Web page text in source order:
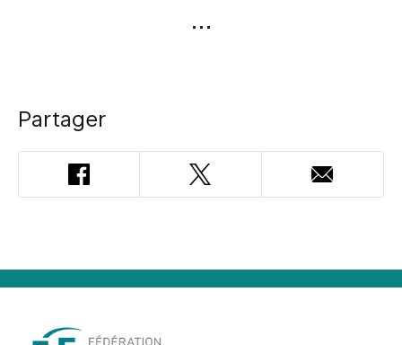
Partager
Facebook Twitter
Adresse
courriel